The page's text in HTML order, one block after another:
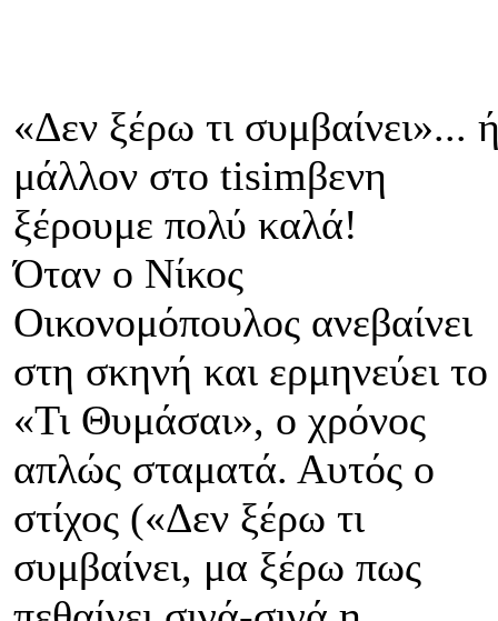
«Δεν ξέρω τι συμβαίνει»...
μάλλον στο tisimβενη
ξέρουμε πολύ καλά!
Όταν ο Νίκος
Οικονομόπουλος ανεβαίνει
στη σκηνή και ερμηνεύει το
«Τι Θυμάσαι», ο χρόνος
απλώς σταματά. Αυτός ο
στίχος («Δεν ξέρω τι
συμβαίνει, μα ξέρω πως